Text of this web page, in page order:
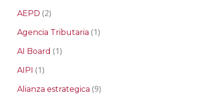
AEPD (2)
Agencia Tributaria (1)
AI Board (1)
AIPI (1)
Alianza estrategica (9)